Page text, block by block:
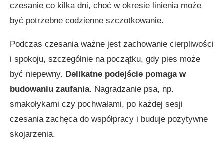
czesanie co kilka dni, choć w okresie linienia może
być potrzebne codzienne szczotkowanie.
Podczas czesania ważne jest zachowanie cierpliwości
i spokoju, szczególnie na początku, gdy pies może
być niepewny. Delikatne podejście pomaga w
budowaniu zaufania. Nagradzanie psa, np.
smakołykami czy pochwałami, po każdej sesji
czesania zachęca do współpracy i buduje pozytywne
skojarzenia.